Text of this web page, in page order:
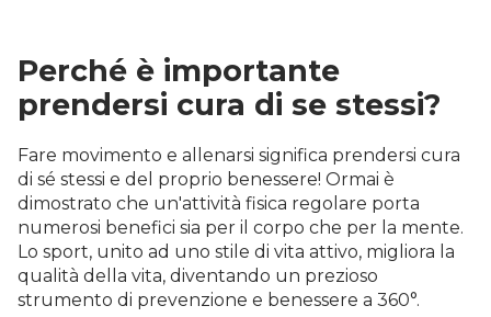
Perché è importante
prendersi cura di se stessi?
Fare movimento e allenarsi significa prendersi cura
di sé stessi e del proprio benessere! Ormai è
dimostrato che un'attività fisica regolare porta
numerosi benefici sia per il corpo che per la mente.
Lo sport, unito ad uno stile di vita attivo, migliora la
qualità della vita, diventando un prezioso
strumento di prevenzione e benessere a 360°.